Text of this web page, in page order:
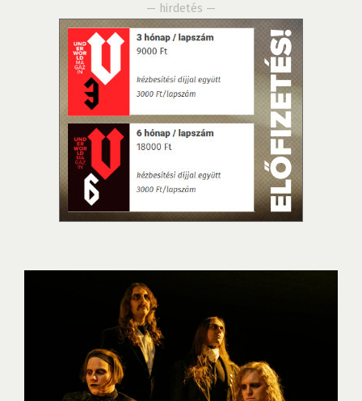
— hirdetés —